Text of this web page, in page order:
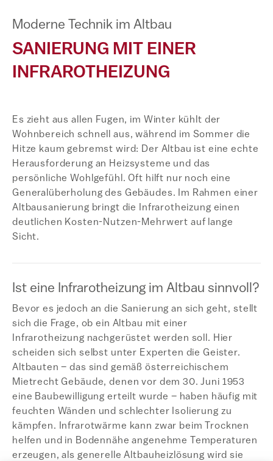
Moderne Technik im Altbau
SANIERUNG MIT EINER
INFRAROTHEIZUNG
Es zieht aus allen Fugen, im Winter kühlt der
Wohnbereich schnell aus, während im Sommer die
Hitze kaum gebremst wird: Der Altbau ist eine echte
Herausforderung an Heizsysteme und das
persönliche Wohlgefühl. Oft hilft nur noch eine
Generalüberholung des Gebäudes. Im Rahmen einer
Altbausanierung bringt die Infrarotheizung einen
deutlichen Kosten-Nutzen-Mehrwert auf lange
Sicht.
Ist eine Infrarotheizung im Altbau sinnvoll?
Bevor es jedoch an die Sanierung an sich geht, stellt
sich die Frage, ob ein Altbau mit einer
Infrarotheizung nachgerüstet werden soll. Hier
scheiden sich selbst unter Experten die Geister.
Altbauten – das sind gemäß österreichischem
Mietrecht Gebäude, denen vor dem 30. Juni 1953
eine Baubewilligung erteilt wurde – haben häufig mit
feuchten Wänden und schlechter Isolierung zu
kämpfen. Infrarotwärme kann zwar beim Trocknen
helfen und in Bodennähe angenehme Temperaturen
erzeugen, als generelle Altbauheizlösung wird sie